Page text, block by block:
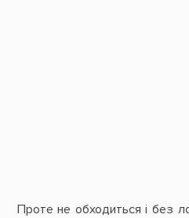
Проте не обходиться і без